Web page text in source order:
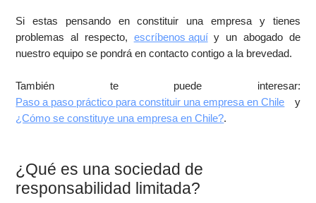
Si estas pensando en constituir una empresa y tienes
problemas al respecto, escríbenos aquíy un abogado de
nuestro equipo se pondrá en contacto contigo a la brevedad.
También te puede interesar:
Paso a paso práctico para constituir una empresa en Chile y
¿Cómo se constituye una empresa en Chile?.
¿Qué es una sociedad de
responsabilidad limitada?